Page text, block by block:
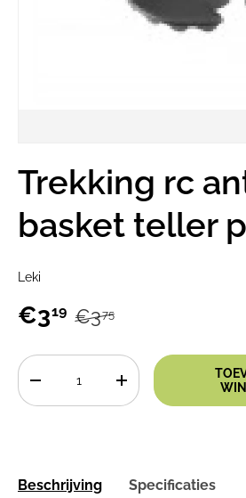
Trekking rc
basket teller
Leki
€319 €375
Aantal
+
Beschrijving Specificaties